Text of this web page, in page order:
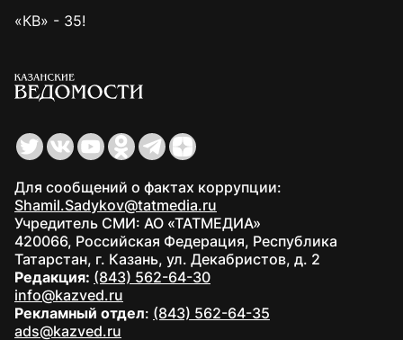
«КВ» - 35!
Для сообщений о фактах коррупции:
Shamil.Sadykov@tatmedia.ru
Учредитель СМИ: АО «ТАТМЕДИА»
420066, Российская Федерация, Республика
Татарстан, г. Казань, ул. Декабристов, д. 2
Редакция: (843) 562-64-30
info@kazved.ru
Рекламный отдел: (843) 562-64-35
ads@kazved.ru